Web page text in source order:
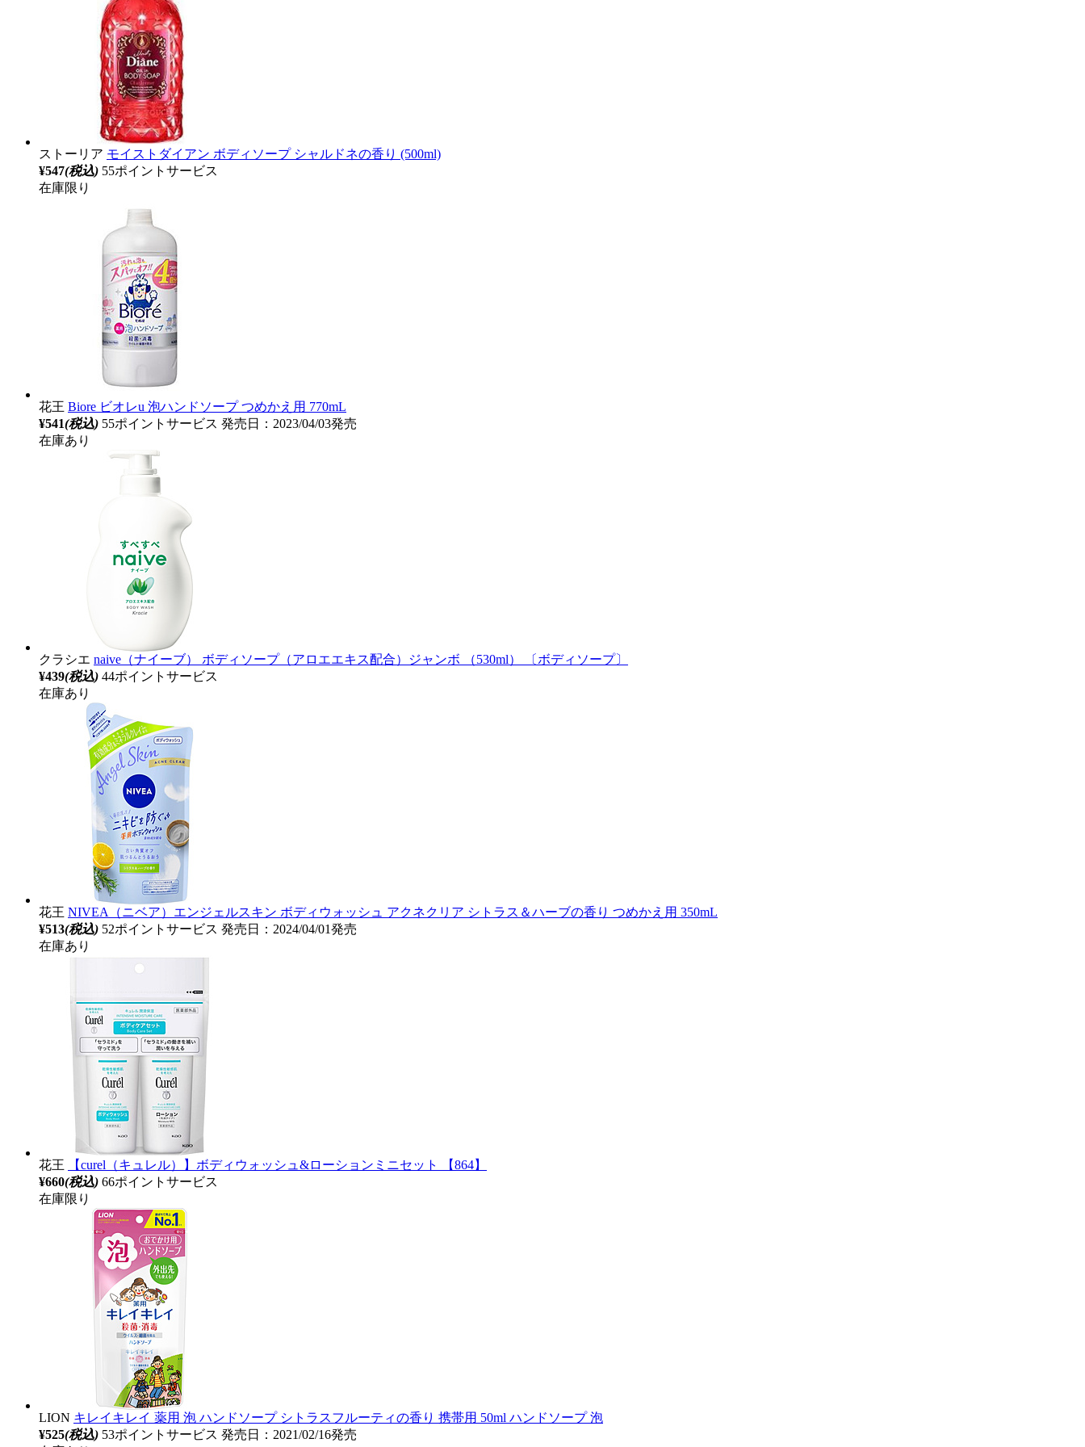
ストーリア モイストダイアン ボディソープ シャルドネの香り (500ml)
¥547(税込) 55ポイントサービス
在庫限り
花王 Biore ビオレu 泡ハンドソープ つめかえ用 770mL
¥541(税込) 55ポイントサービス 発売日：2023/04/03発売
在庫あり
クラシエ naive（ナイーブ） ボディソープ（アロエエキス配合）ジャンボ （530ml） 〔ボディソープ〕
¥439(税込) 44ポイントサービス
在庫あり
花王 NIVEA（ニベア）エンジェルスキン ボディウォッシュ アクネクリア シトラス＆ハーブの香り つめかえ用 350mL
¥513(税込) 52ポイントサービス 発売日：2024/04/01発売
在庫あり
花王
【curel（キュレル）】ボディウォッシュ&ローションミニセット 【864】
¥660(税込) 66ポイントサービス
在庫限り
LION キレイキレイ 薬用 泡 ハンドソープ シトラスフルーティの香り 携帯用 50ml ハンドソープ 泡
¥525(税込) 53ポイントサービス 発売日：2021/02/16発売